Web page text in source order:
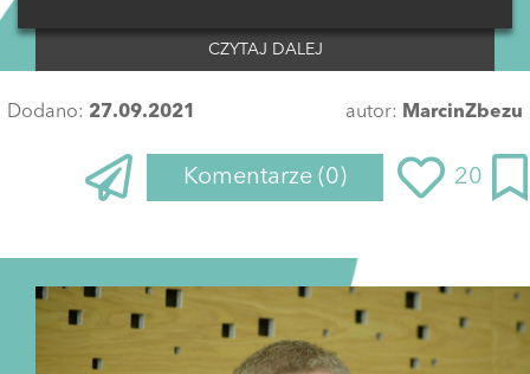
CZYTAJ DALEJ
Dodano: 27.09.2021 autor: MarcinZbezu
Komentarze (0) 20